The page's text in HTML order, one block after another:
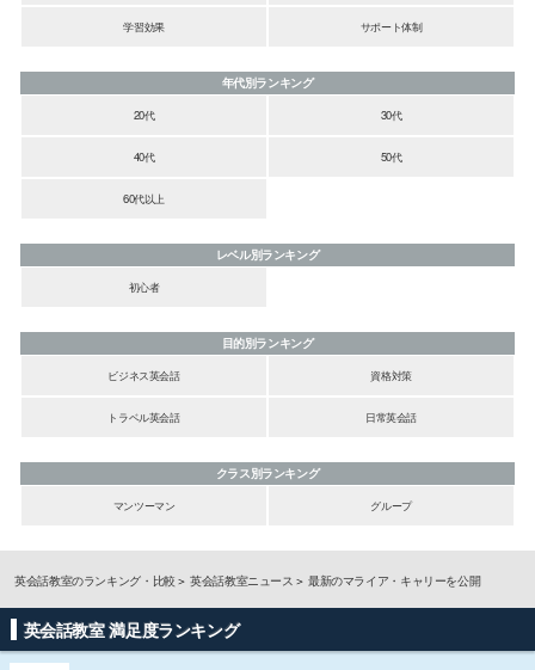
学習効果 サポート体制
年代別ランキング
20代
30代
40代 50代
60代以上
レベル別ランキング
初心者
目的別ランキング
ビジネス英会話
資格対策
トラベル英会話 日常英会話
クラス別ランキング
マンツーマン
グループ
英会話教室のランキング・比較 英会話教室ニュース 最新のマライア・キャリーを公開
英会話教室 満足度ランキング